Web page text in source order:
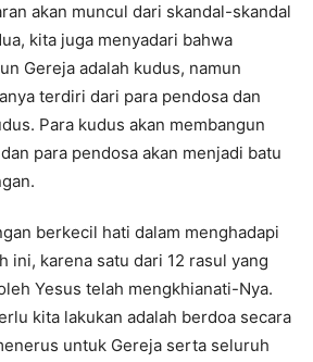
akan muncul dari skandal-skandal
kita juga menyadari bahwa
Gereja adalah kudus, namun
terdiri dari para pendosa dan
Para kudus akan membangun
para pendosa akan menjadi batu
berkecil hati dalam menghadapi
ini, karena satu dari 12 rasul yang
Yesus telah mengkhianati-Nya.
kita lakukan adalah berdoa secara
untuk Gereja serta seluruh